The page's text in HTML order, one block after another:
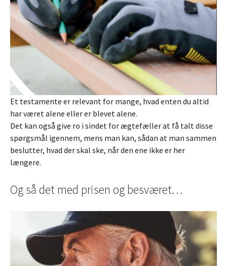
Et testamente er relevant for mange, hvad enten du altid
har været alene eller er blevet alene.
Det kan også give ro i sindet for ægtefæller at få talt disse
spørgsmål igennem, mens man kan, sådan at man sammen
beslutter, hvad der skal ske, når den ene ikke er her
længere.
Og så det med prisen og besværet…